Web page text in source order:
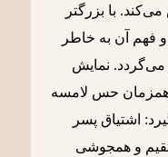
با بزرگتر
آن به خاطر
می‌گردد. نمایش
همزمان حس لامسه
اشتیاق پسر
و همجوشی